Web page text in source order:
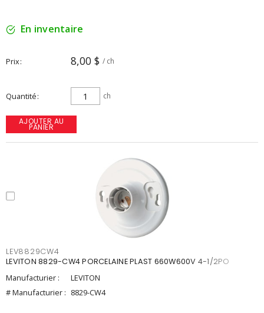
En inventaire
Prix 8,00 $ / ch
Quantité ch
AJOUTER AU
PANIER
LEV8829CW4
LEVITON 8829-CW4 PORCELAINE PLAST 660W600V 4-1/2PO
Manufacturier :
LEVITON
# Manufacturier : 8829-CW4